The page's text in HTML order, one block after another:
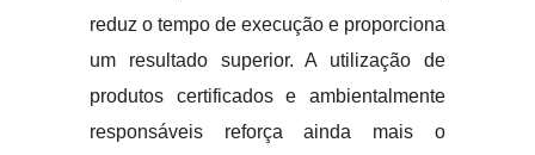
reduz o tempo de execução e proporciona
um resultado superior. A utilização de
produtos certificados e ambientalmente
responsáveis reforça ainda mais o